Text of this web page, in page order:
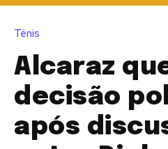
Ténis
Alcaraz
decisão
após